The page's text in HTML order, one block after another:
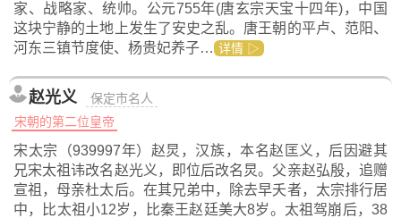
家、战略家、统帅。公元755年(唐玄宗天宝十四年)，中国
这块宁静的土地上发生了安史之乱。唐王朝的平卢、范阳、
河东三镇节度使、杨贵妃养子… 详情 ▷
赵光义
保定市名人
宋朝的第二位皇帝
宋太宗（939997年）赵炅，汉族，本名赵匡义，后因避其
兄宋太祖讳改名赵光义，即位后改名炅。父亲赵弘殷，追赠
宣祖，母亲杜太后。在其兄弟中，除去早夭者，太宗排行居
中，比太祖小12岁，比秦王赵廷美大8岁。太祖驾崩后，38